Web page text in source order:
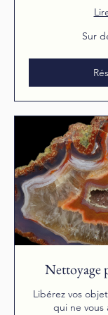
Sur
Nettoyage
Libérez vos
qui ne vous